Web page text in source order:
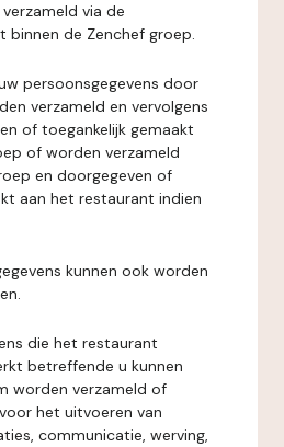
via de
de Zenchef groep.
persoonsgegevens door
verzameld en vervolgens
of toegankelijk gemaakt
of worden verzameld
en doorgegeven of
aan het restaurant indien
kunnen ook worden
die het restaurant
betreffende u kunnen
worden verzameld of
het uitvoeren van
communicatie, werving,